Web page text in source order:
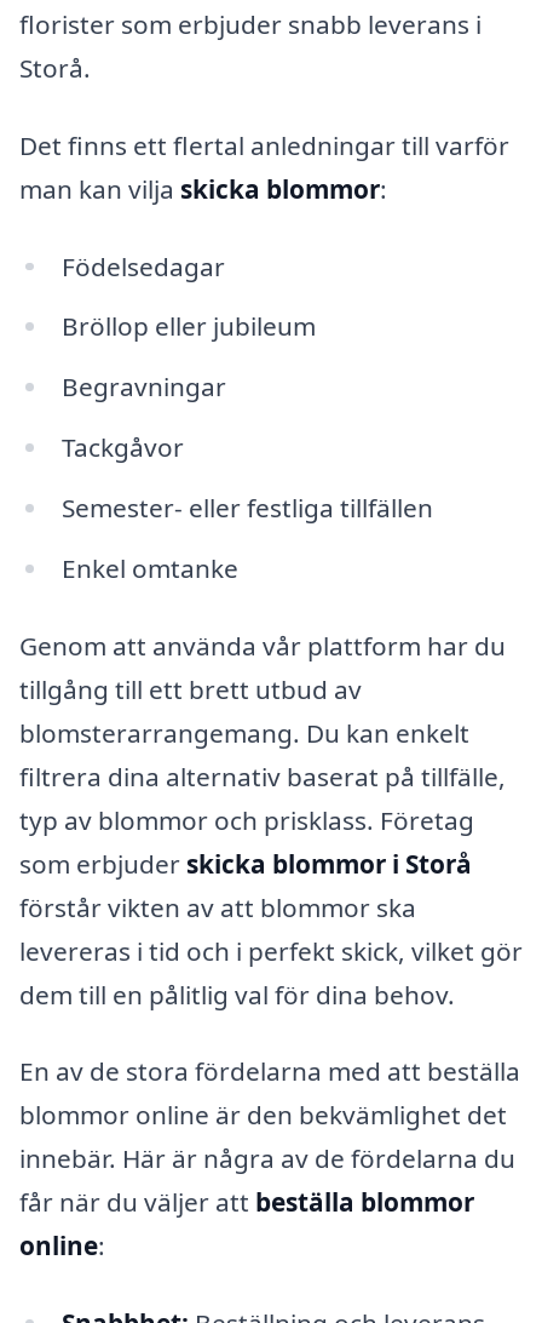
florister som erbjuder snabb leverans i
Storå.
Det finns ett flertal anledningar till varför
man kan vilja skicka blommor:
Födelsedagar
Bröllop eller jubileum
Begravningar
Tackgåvor
Semester- eller festliga tillfällen
Enkel omtanke
Genom att använda vår plattform har du
tillgång till ett brett utbud av
blomsterarrangemang. Du kan enkelt
filtrera dina alternativ baserat på tillfälle,
typ av blommor och prisklass. Företag
som erbjuder skicka blommor i Storå
förstår vikten av att blommor ska
levereras i tid och i perfekt skick, vilket gör
dem till en pålitlig val för dina behov.
En av de stora fördelarna med att beställa
blommor online är den bekvämlighet det
innebär. Här är några av de fördelarna du
får när du väljer att beställa blommor
online: